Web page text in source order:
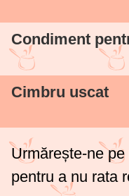
Condiment
Cimbru uscat
Urmărește-ne
pentru a nu rata